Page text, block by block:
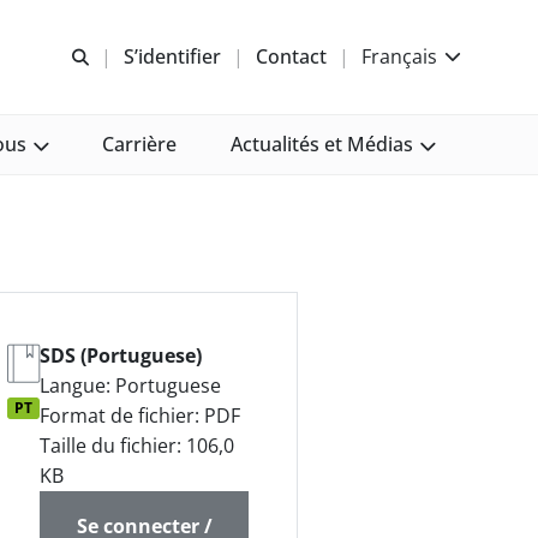
Recherche libre
S’identifier Contact Français
Carrière Actualités et Médias
PT
SDS (Portuguese)
Langue: Portuguese
Format de fichier: PDF
Taille du fichier: 106,0
KB
Se connecter /